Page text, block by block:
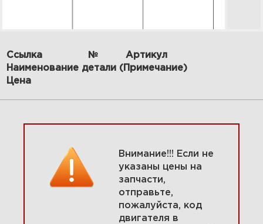
8 Головка цилиндра, крышка
Увеличить
Ссылка №
Артикул
Наименование детали (Примечание)
Цена
Внимание!!! Если не
указаны цены на
запчасти,
отправьте,
пожалуйста, код
двигателя в